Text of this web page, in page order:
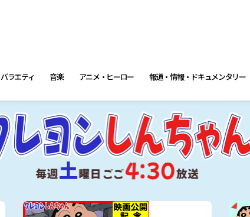
バラエティ 音楽 アニメ・ヒーロー 報道・情報・ドキュメンタリー